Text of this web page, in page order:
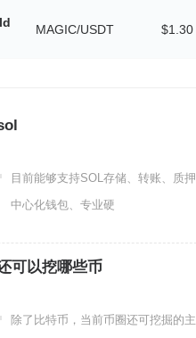
MAGIC/USDT $1.30
目前能够支持SOL存储、转账、质
中心化钱包、专业硬
可以挖哪些币
除了比特币，当前币圈还可挖掘的